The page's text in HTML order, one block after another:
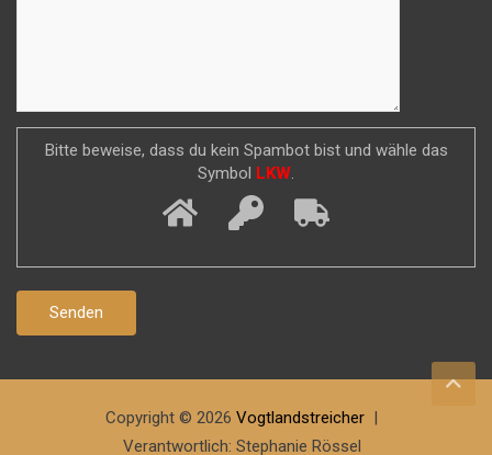
Bitte beweise, dass du kein Spambot bist und wähle das
Symbol LKW.
Copyright © 2026 Vogtlandstreicher
Verantwortlich: Stephanie Rössel